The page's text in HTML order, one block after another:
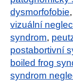
dysmorfofobie,
vizuální
syndrom,
postabortivní
boiled frog
syndrom